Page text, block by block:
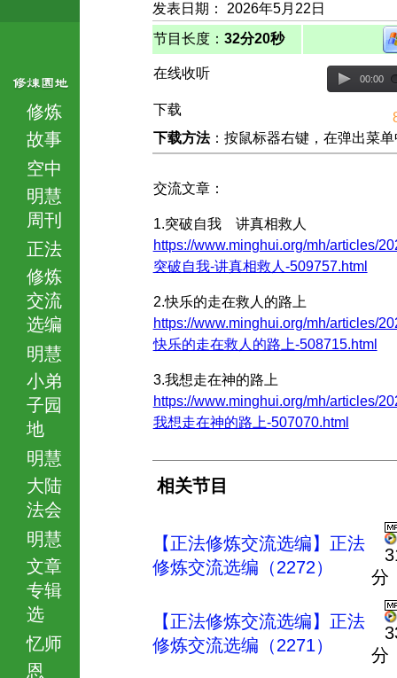
修炼
故事
空中
明慧
周刊
正法
修炼
交流
选编
明慧
小弟
子园
地
明慧
大陆
法会
明慧
文章
专辑
选
忆师
恩
发表日期： 2026年5月22日
节目长度： 32分20秒
在线收听 00:00
下载
下载方法：按鼠标器右键，在弹出菜
交流文章：
1.突破自我 讲真相救人
https://www.minghui.org/mh/articles/
突破自我-讲真相救人-509757.html
2.快乐的走在救人的路上
https://www.minghui.org/mh/articles/
快乐的走在救人的路上-508715.html
3.我想走在神的路上
https://www.minghui.org/mh/articles/
我想走在神的路上-507070.html
相关节目
【正法修炼交流选编】正法
修炼交流选编（2272）
分
【正法修炼交流选编】正法
修炼交流选编（2271）
分